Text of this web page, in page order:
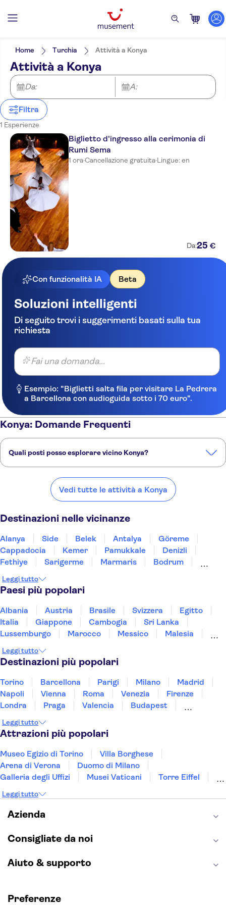
Filtri Filtra per prezzo (Adulto)
NO-PICKUP
Opzioni biglietto
Ingresso incluso
Gratis per i bambini
Voucher elettronico
Conferma istantanea
Salta la coda
Biglietti ed eventi
Lingua dell'attività
Home Turchia Attività a Konya
Attività a Konya
Da: A:
Filtra
1 Esperienze
Biglietto d'ingresso alla cerimonia di
Rumi Sema
1 ora·Cancellazione gratuita·Lingue: en
Da:25 €
Con funzionalità IA Beta
Soluzioni intelligenti
Di seguito trovi i suggerimenti basati sulla tua
richiesta
Fai una domanda...
Esempio: "Biglietti salta fila per visitare La Pedrera
a Barcellona con audioguida sotto i 70 euro".
Konya: Domande Frequenti
Quali posti posso esplorare vicino Konya?
Belek Antalya Göreme
Vedi tutte le attività a Konya
Destinazioni nelle vicinanze
Alanya Side Belek Antalya
Göreme
Cappadocia
Kemer Pamukkale
Denizli
Fethiye
Sarigerme Marmaris
Bodrum
Leggi tutto
Paesi più popolari
Albania Austria Brasile Svizzera
Egitto
Italia
Giappone Cambogia
Sri Lanka
Lussemburgo
Marocco Messico
Malesia
Tunisia
Turchia Vietnam
Leggi tutto
Destinazioni più popolari
Torino Barcellona Parigi Milano
Madrid
Napoli
Vienna Roma Venezia
Firenze
Londra
Praga Valencia
Budapest
Palermo
Leggi tutto
Attrazioni più popolari
Museo Egizio di Torino
Villa Borghese
Arena di Verona
Duomo di Milano
Galleria degli Uffizi
Musei Vaticani
Torre Eiffel
Reggia di Caserta
Teatro alla Scala
Sagrada Familia
Napoli Sotterranea
Leggi tutto
Azienda
Consigliate da noi
Aiuto & supporto
Preferenze